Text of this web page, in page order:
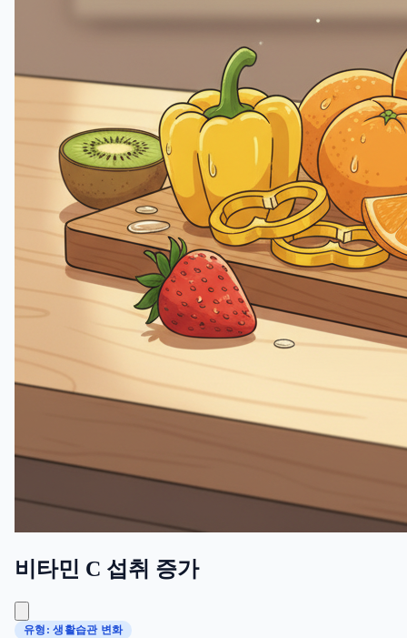
비타민 C 섭취 증가
유형: 생활습관 변화